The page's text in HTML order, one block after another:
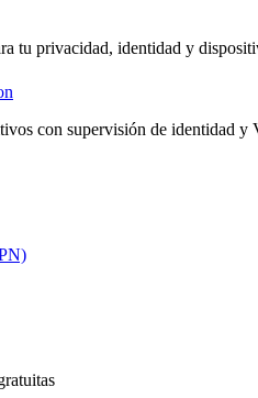
tu privacidad, identidad y
con supervisión de identidad y